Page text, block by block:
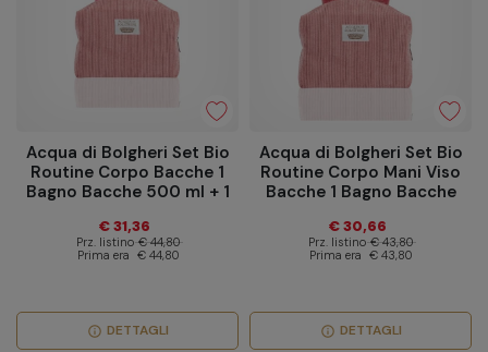
Acqua di Bolgheri Set Bio
Routine Corpo Bacche 1
Bagno Bacche 500 ml + 1
pochette
€ 31,36
Prz. listino € 44,80
Prima era € 44,80
info DETTAGLI
Acqua di Bolgheri Set Bio
Routine Corpo Mani Viso
Bacche 1 Bagno Bacche
500 ml + 1 Pochette
€ 30,66
Prz. listino € 43,80
Prima era € 43,80
info DETTAGLI